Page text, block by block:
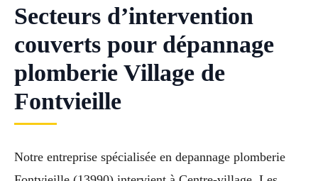
Secteurs d’intervention
couverts pour dépannage
plomberie Village de
Fontvieille
Notre entreprise spécialisée en depannage plomberie